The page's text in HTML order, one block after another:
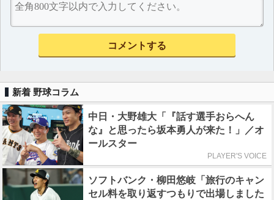
新着 野球コラム
中日・大野雄大「『話す選手おらへん
な』と思ったら坂本勇人が来た！」／オ
ールスター
PLAYER'S VOICE
ソフトバンク・柳田悠岐「旅行のキャン
セル料を取り返すつもりで出場しました